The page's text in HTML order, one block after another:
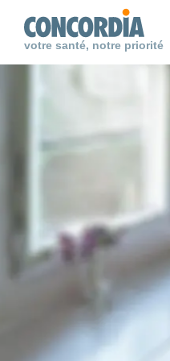
votre santé, notre priorité
Chercher
Chercher
Chercher